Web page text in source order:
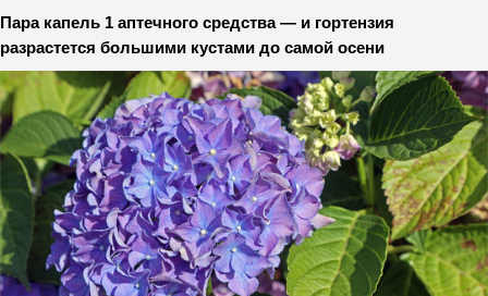
Пара капель 1 аптечного средства — и гортензия
разрастется большими кустами до самой осени